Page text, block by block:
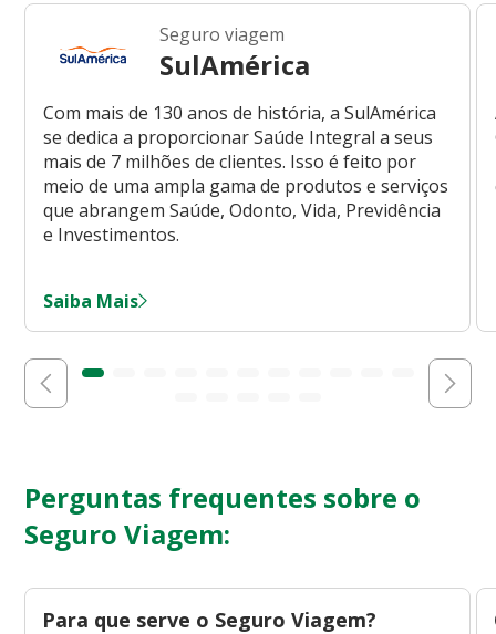
Seguro viagem
SulAmérica
Com mais de 130 anos de história, a SulAmérica
se dedica a proporcionar Saúde Integral a seus
mais de 7 milhões de clientes. Isso é feito por
meio de uma ampla gama de produtos e serviços
que abrangem Saúde, Odonto, Vida, Previdência
e Investimentos.
Saiba Mais
Perguntas frequentes sobre o
Seguro Viagem:
Para que serve o Seguro Viagem?